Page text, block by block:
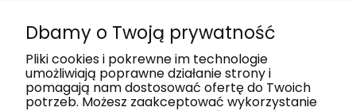
Moje konto
Nasze salony
Dbamy o Twoją prywatność
Pliki cookies i pokrewne im technologie
umożliwiają poprawne działanie strony i
pomagają nam dostosować ofertę do Twoich
potrzeb. Możesz zaakceptować wykorzystanie